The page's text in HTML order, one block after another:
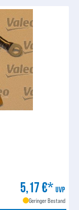
5,17 €* UVP
Geringer Bestand